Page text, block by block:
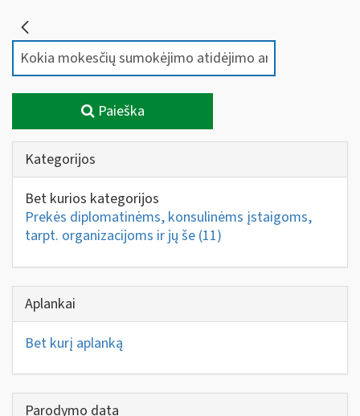
Paieška
Kategorijos
Bet kurios kategorijos
Prekės diplomatinėms, konsulinėms įstaigoms,
tarpt. organizacijoms ir jų še (11)
Aplankai
Bet kurį aplanką
Parodymo data